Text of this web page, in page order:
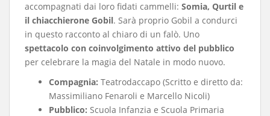
accompagnati dai loro fidati cammelli: Somia, Qurtil e
il chiacchierone Gobil. Sarà proprio Gobil a condurci
in questo racconto al chiaro di un falò. Uno
spettacolo con coinvolgimento attivo del pubblico
per celebrare la magia del Natale in modo nuovo.
Compagnia: Teatrodaccapo (Scritto e diretto da:
Massimiliano Fenaroli e Marcello Nicoli)
Pubblico: Scuola Infanzia e Scuola Primaria